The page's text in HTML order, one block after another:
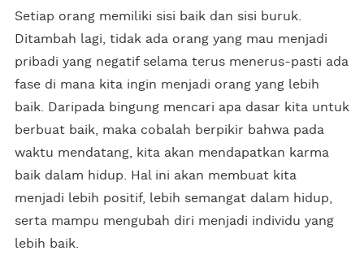
Setiap orang memiliki sisi baik dan sisi buruk.
Ditambah lagi, tidak ada orang yang mau menjadi
pribadi yang negatif selama terus menerus-pasti ada
fase di mana kita ingin menjadi orang yang lebih
baik. Daripada bingung mencari apa dasar kita untuk
berbuat baik, maka cobalah berpikir bahwa pada
waktu mendatang, kita akan mendapatkan karma
baik dalam hidup. Hal ini akan membuat kita
menjadi lebih positif, lebih semangat dalam hidup,
serta mampu mengubah diri menjadi individu yang
lebih baik.